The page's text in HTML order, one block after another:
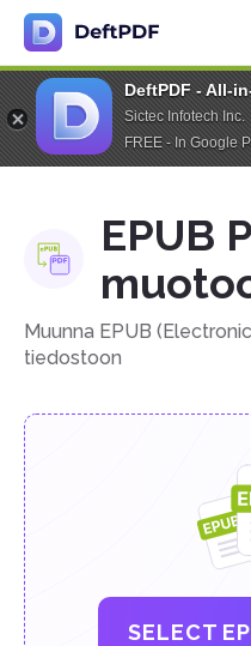
DeftPDF - All-
Sictec Infotech Inc.
FREE - In Google
EPUB
Muunna EPUB
tiedostoon
SELECT